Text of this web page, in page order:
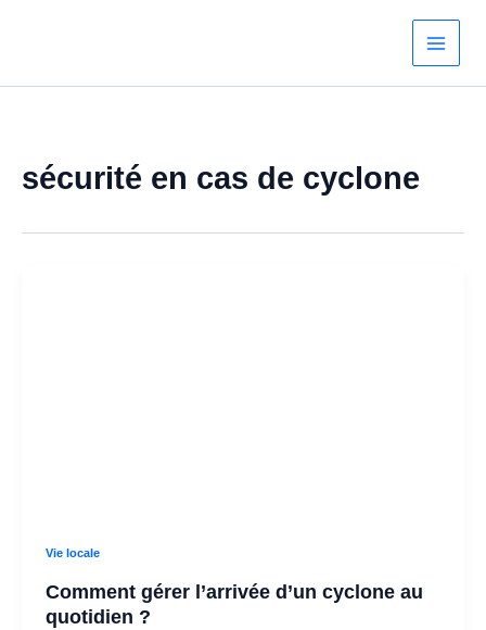
sécurité en cas de cyclone
Vie locale
Comment gérer l’arrivée d’un cyclone au
quotidien ?